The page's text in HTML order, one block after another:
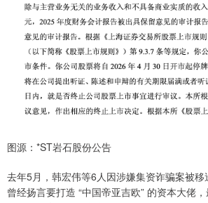
图源：*ST岩石股份公告
去年5月，韩宏伟等6人因涉嫌集资诈骗案被移
曾经扬言要打造 “中国帝亚吉欧” 的资本大佬